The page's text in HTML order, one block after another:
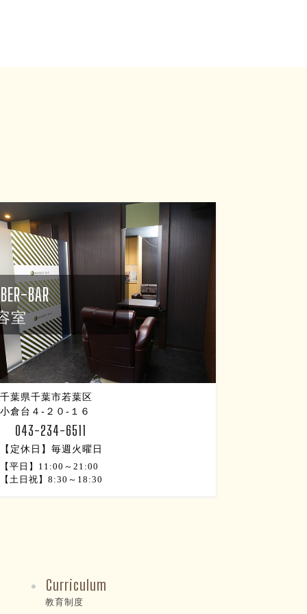
BAR
室
千葉県千葉市若葉区
小倉台４-２０-１６
043-234-6511
【定休日】毎週火曜日
【平日】11:00～21:00
【土日祝】8:30～18:30
Curriculum
教育制度